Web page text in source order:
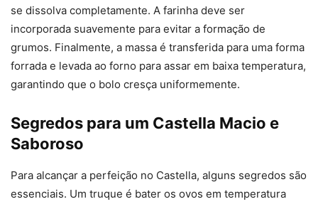
se dissolva completamente. A farinha deve ser
incorporada suavemente para evitar a formação de
grumos. Finalmente, a massa é transferida para uma forma
forrada e levada ao forno para assar em baixa temperatura,
garantindo que o bolo cresça uniformemente.
Segredos para um Castella Macio e
Saboroso
Para alcançar a perfeição no Castella, alguns segredos são
essenciais. Um truque é bater os ovos em temperatura